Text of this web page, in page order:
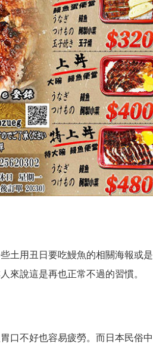
土用丑日要吃鰻魚的相關海報或是
來說這是再也正常不過的習慣。
口不好也容易疲勞。而日本民俗中